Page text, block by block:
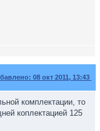
08 окт 2011, 13:43
комплектации, то
коплектацией 125